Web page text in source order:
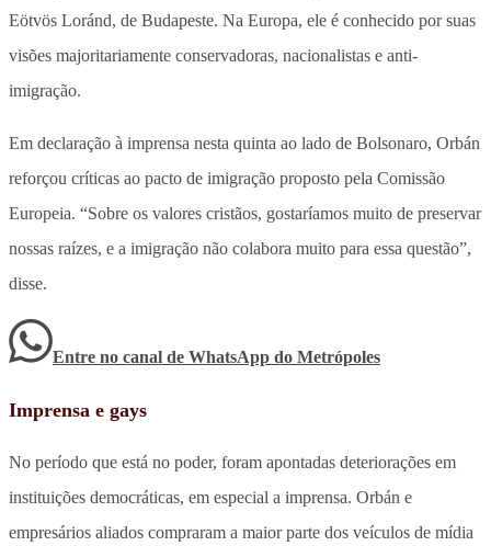
Eötvös Loránd, de Budapeste. Na Europa, ele é conhecido por suas
visões majoritariamente conservadoras, nacionalistas e anti-
imigração.
Em declaração à imprensa nesta quinta ao lado de Bolsonaro, Orbán
reforçou críticas ao pacto de imigração proposto pela Comissão
Europeia. “Sobre os valores cristãos, gostaríamos muito de preservar
nossas raízes, e a imigração não colabora muito para essa questão”,
disse.
Entre no canal de WhatsApp do Metrópoles
Imprensa e gays
No período que está no poder, foram apontadas deteriorações em
instituições democráticas, em especial a imprensa. Orbán e
empresários aliados compraram a maior parte dos veículos de mídia